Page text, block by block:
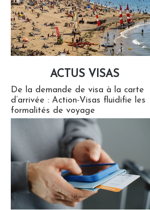
ACTUS VISAS
De la demande de visa à la carte
d’arrivée : Action-Visas fluidifie les
formalités de voyage